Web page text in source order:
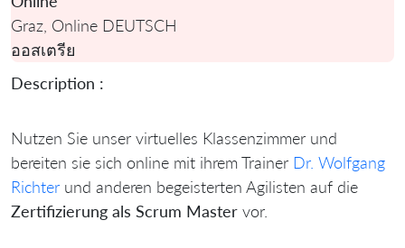
Graz, Online DEUTSCH
ออสเตรีย
Description :
Nutzen Sie unser virtuelles Klassenzimmer und
bereiten sie sich online mit ihrem Trainer Dr. Wolfgang
Richter und anderen begeisterten Agilisten auf die
Zertifizierung als Scrum Master vor.